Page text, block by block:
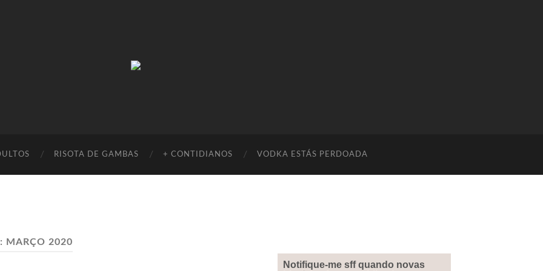
RISOTA DE GAMBAS + CONTIDIANOS VODKA ESTÁS PERDOADA
MARÇO 2020
Notifique-me sff quando novas